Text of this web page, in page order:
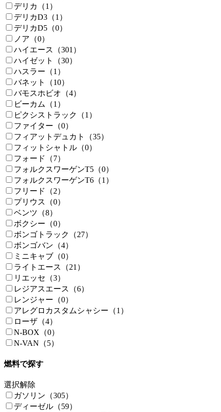
デリカ（1）
デリカD3（1）
デリカD5（0）
ノア（0）
ハイエース（301）
ハイゼット（30）
ハスラー（1）
バネット（10）
バモスホビオ（4）
ビーカム（1）
ピクシストラック（1）
ファイター（0）
フィアットデュカト（35）
フィットシャトル（0）
フォード（7）
フォルクスワーゲンT5（0）
フォルクスワーゲンT6（1）
フリード（2）
プリウス（0）
ベンツ（8）
ボクシー（0）
ボンゴトラック（27）
ボンゴバン（4）
ミニキャブ（0）
ライトエース（21）
リエッセ（3）
レジアスエース（6）
レンジャー（0）
アレグロカスタムシャシー（1）
ローザ（4）
N-BOX（0）
N-VAN（5）
燃料で探す
選択解除
ガソリン（305）
ディーゼル（59）